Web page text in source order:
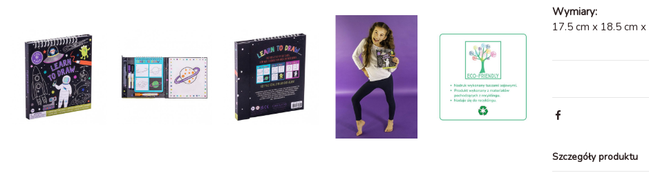
Wymiary:
17.5 cm x 18.5 cm x
Szczegóły produktu